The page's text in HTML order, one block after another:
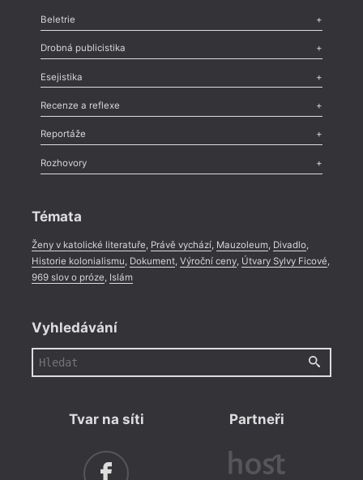
Beletrie
Poezie,Próza,Dokumenty
Drobná publicistika
Odlesk
Nekrolog,Glosa,Sloupek,Pozvánka,Literární soutěž,
Esejistika
Esej , Pádlo,Úvaha
Recenze a reflexe
Recenze
Méně slov o próze,Celá rubrika
Reportáže
Literární zítřky
Celá rubrika
Rozhovory
Témata
Ženy v katolické literatuře, Právě vychází, Mauzoleum, Divadlo,
Historie kolonialismu, Dokument, Výroční ceny, Útvary Sylvy Ficové,
969 slov o próze, Islám
Vyhledávání
Tvar na síti Partneři